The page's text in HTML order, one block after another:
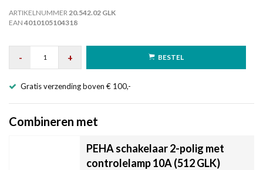
ARTIKELNUMMER20.542.02 GLK
EAN 4010105104318
- + BESTEL
Gratis verzending boven € 100,-
Combineren met
PEHA schakelaar 2-polig met
controlelamp 10A (512 GLK)